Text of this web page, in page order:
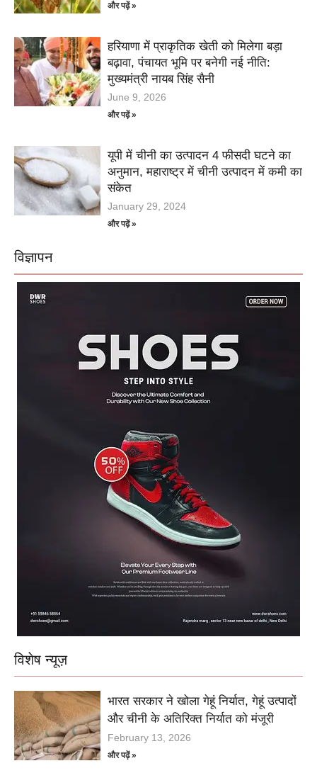
और पढ़ें »
हरियाणा में प्राकृतिक खेती को मिलेगा बड़ा
बढ़ावा, पंचायत भूमि पर बनेगी नई नीति:
मुख्यमंत्री नायब सिंह सैनी
June 9, 2026
और पढ़ें »
यूपी में चीनी का उत्पादन 4 फीसदी घटने का
अनुमान, महाराष्ट्र में चीनी उत्पादन में कमी का
संकेत
January 29, 2024
और पढ़ें »
विज्ञापन
विशेष न्यूज़
भारत सरकार ने खोला गेहूं निर्यात, गेहूं उत्पादों
और चीनी के अतिरिक्त निर्यात को मंजूरी
February 13, 2026
और पढ़ें »